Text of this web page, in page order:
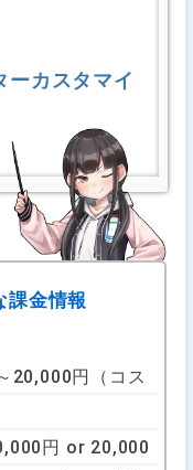
ーカスタマイ
課金情報
20,000円（コス
円 or 20,000